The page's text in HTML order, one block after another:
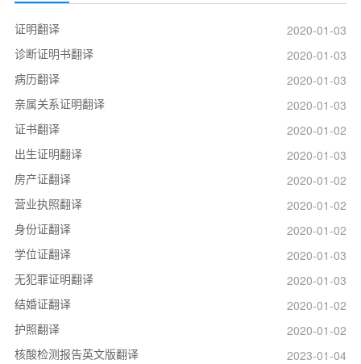
证明翻译
2020-01-03
诊断证明书翻译
2020-01-03
病历翻译
2020-01-03
亲属关系证明翻译
2020-01-03
证书翻译
2020-01-02
出生证明翻译
2020-01-03
房产证翻译
2020-01-02
营业执照翻译
2020-01-02
身份证翻译
2020-01-02
学位证翻译
2020-01-03
无犯罪证明翻译
2020-01-03
结婚证翻译
2020-01-02
护照翻译
2020-01-02
核酸检测报告英文版翻译
2023-01-04